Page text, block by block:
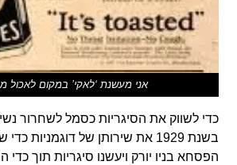
אני מעשנת ‘לאקי’ במקום לאכול
כדי לשווק את הסיגריות כסמל לשחרור
בשנת 1929 את שירותן של דוגמניות
הפסחא בניו יורק ויעשנו סיגריות תוך